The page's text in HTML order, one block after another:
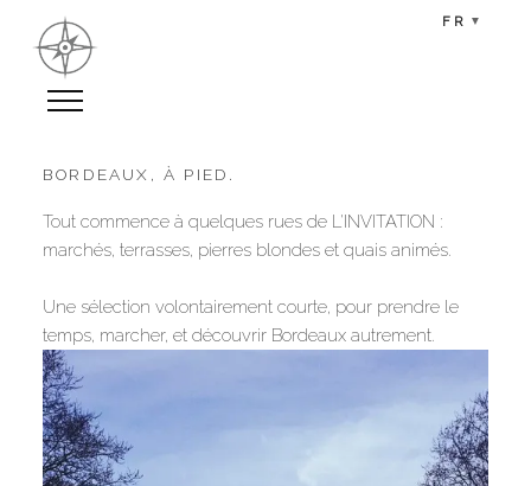
FR ▼
réserver
CHAMBRES
place royale
saint domingue
port de la lune
chemins d’aquitaine
BORDEAUX, À PIED.
Tout commence à quelques rues de L'INVITATION :
marchés, terrasses, pierres blondes et quais animés.
Une sélection volontairement courte, pour prendre le
temps, marcher, et découvrir Bordeaux autrement.